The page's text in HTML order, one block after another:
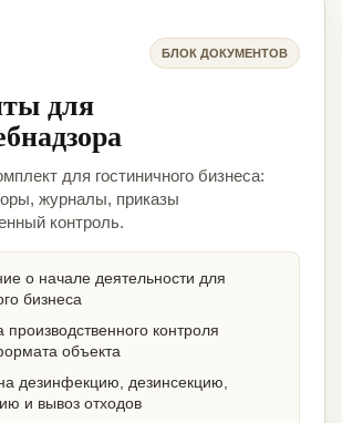
БЛОК ДОКУМЕНТОВ
для
для гостиничного бизнеса:
журналы, приказы
контроль.
о начале деятельности для
бизнеса
контроля
объекта
дезинфекцию, дезинсекцию,
и вывоз отходов